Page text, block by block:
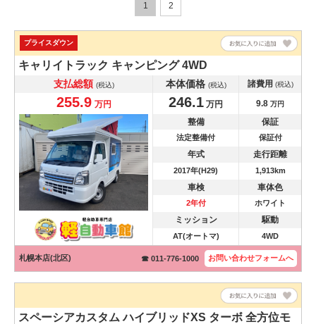
1 2
プライスダウン
キャリイトラック キャンピング 4WD
支払総額 (税込) 本体価格 (税込) 諸費用 (税込)
255.9 万円 246.1 万円 9.8 万円
整備 保証
法定整備付 保証付
年式 走行距離
2017年(H29) 1,913km
車検 車体色
2年付 ホワイト
ミッション 駆動
AT(オートマ) 4WD
札幌本店(北区) ☎ 011-776-1000 お問い合わせフォームへ
スペーシアカスタムハイブリッドXS ターボ 全方位モ